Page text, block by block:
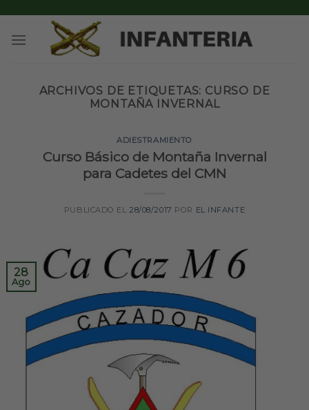
content
ARCHIVOS DE ETIQUETAS: CURSO DE
MONTAÑA INVERNAL
ADIESTRAMIENTO
Curso Básico de Montaña Invernal
para Cadetes del CMN
PUBLICADO EL 28/08/2017 POR EL INFANTE
28
Ago